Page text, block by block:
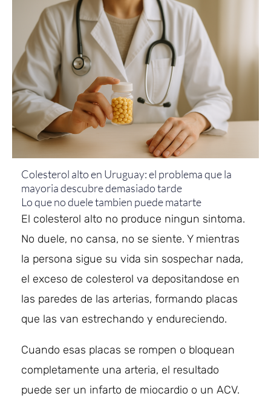
Colesterol alto en Uruguay: el problema que la
mayoria descubre demasiado tarde
Lo que no duele tambien puede matarte
El colesterol alto no produce ningun sintoma.
No duele, no cansa, no se siente. Y mientras
la persona sigue su vida sin sospechar nada,
el exceso de colesterol va depositandose en
las paredes de las arterias, formando placas
que las van estrechando y endureciendo.
Cuando esas placas se rompen o bloquean
completamente una arteria, el resultado
puede ser un infarto de miocardio o un ACV.